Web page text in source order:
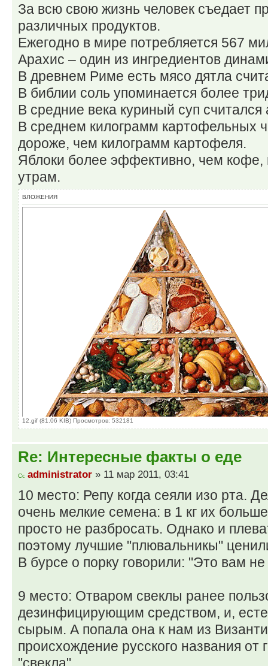
За всю свою жизнь человек съедает
различных продуктов.
Ежегодно в мире потребляется 567
Арахис – один из ингредиентов
В древнем Риме есть мясо дятла
В библии соль упоминается более
В средние века куриный суп
В среднем килограмм картофельных
дороже, чем килограмм картофеля.
Яблоки более эффективно, чем кофе,
утрам.
ВЛОЖЕНИЯ
12.gif (81.06 KIB) Просмотров: 532181
Re: Интересные факты о еде
administrator » 11 мар 2011, 03:41
10 место: Репу когда сеяли изо рта.
очень мелкие семена: в 1 кг их
просто не разбросать. Однако и
поэтому лучшие "плювальникы"
В бурсе о порку говорили: "Это вам не
9 место: Отваром свеклы ранее
дезинфицирующим средством, и,
сырым. А попала она к нам из
происхождение русского названия от